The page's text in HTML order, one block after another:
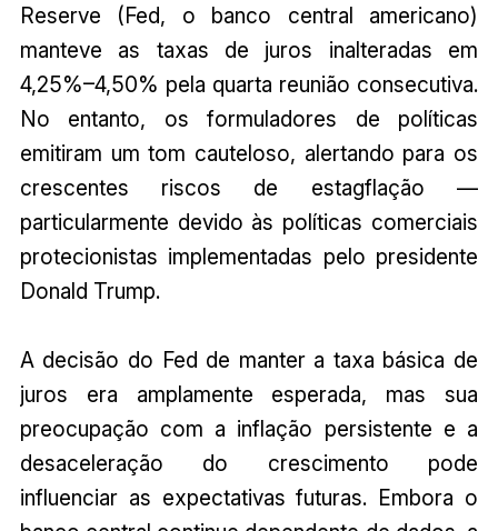
Reserve (Fed, o banco central americano)
manteve as taxas de juros inalteradas em
4,25%–4,50% pela quarta reunião consecutiva.
No entanto, os formuladores de políticas
emitiram um tom cauteloso, alertando para os
crescentes riscos de estagflação —
particularmente devido às políticas comerciais
protecionistas implementadas pelo presidente
Donald Trump.
A decisão do Fed de manter a taxa básica de
juros era amplamente esperada, mas sua
preocupação com a inflação persistente e a
desaceleração do crescimento pode
influenciar as expectativas futuras. Embora o